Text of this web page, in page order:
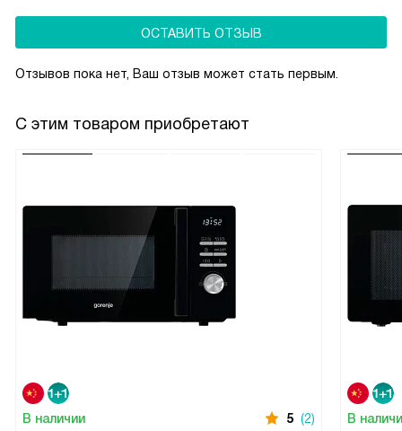
ОСТАВИТЬ ОТЗЫВ
Отзывов пока нет, Ваш отзыв может стать первым.
С этим товаром приобретают
В наличии 5 (2) В